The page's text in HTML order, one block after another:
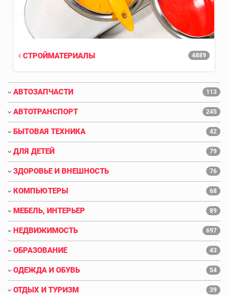
4889
СТРОЙМАТЕРИАЛЫ
АВТОЗАПЧАСТИ 113
АВТОТРАНСПОРТ 245
БЫТОВАЯ ТЕХНИКА 42
ДЛЯ ДЕТЕЙ 79
ЗДОРОВЬЕ И ВНЕШНОСТЬ 76
КОМПЬЮТЕРЫ 68
МЕБЕЛЬ, ИНТЕРЬЕР 89
НЕДВИЖИМОСТЬ 697
ОБРАЗОВАНИЕ 43
ОДЕЖДА И ОБУВЬ 54
ОТДЫХ И ТУРИЗМ 39